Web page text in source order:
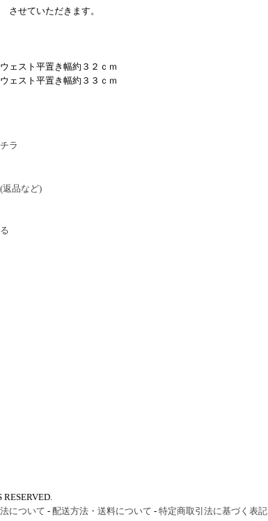
せていただきます。
ト平置き幅約３２ｃｍ
ト平置き幅約３３ｃｍ
ラ
返品など)
について - 配送方法・送料について - 特定商取引法に基づく表記